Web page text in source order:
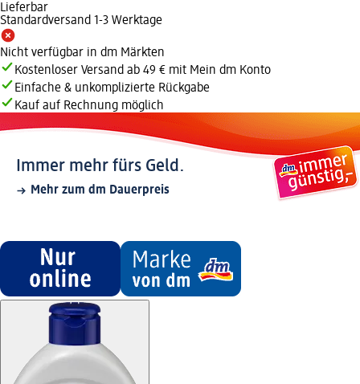
Lieferbar
Standardversand 1-3 Werktage
Nicht verfügbar in dm Märkten
Kostenloser Versand ab 49 € mit Mein dm Konto
Einfache & unkomplizierte Rückgabe
Kauf auf Rechnung möglich
Immer mehr fürs Geld.
Mehr zum dm Dauerpreis